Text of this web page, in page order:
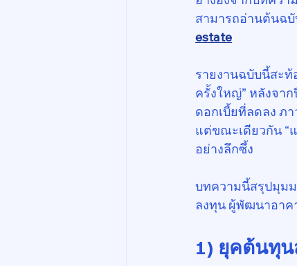
สามารถอ่านต้นฉบั
estate
รายงานฉบับนี้สะ
ครั้งใหญ่” หลังจา
ดอกเบี้ยที่ลดลง ภ
แต่ขณะเดียวกัน “
อย่างลึกซึ้ง
บทความนี้สรุปมุม
ลงทุน ผู้พัฒนาอาค
1) ยุคต้นทุน